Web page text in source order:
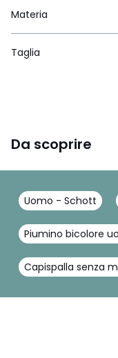
Materia
Taglia
Da scoprire
Uomo - Schott
Piumino bicolore
Capispalla senza